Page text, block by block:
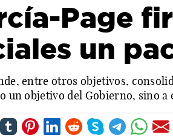
Page
un
entre otros objetivos,
un objetivo del Gobierno, sino